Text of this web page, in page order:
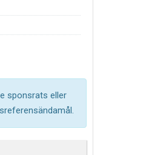
sponsrats eller